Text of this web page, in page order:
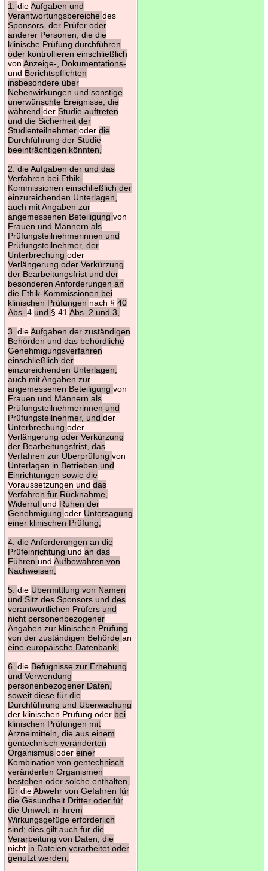
1. dieAufgaben und
Verantwortungsbereiche des
Sponsors, der Prüfer oder
anderer Personen, die die
klinische Prüfung durchführen
oder kontrollieren einschließlich
von Anzeige-, Dokumentations-
und Berichtspflichten
insbesondere über
Nebenwirkungen und sonstige
unerwünschte Ereignisse, die
während der Studie auftreten
und die Sicherheit der
Studienteilnehmer oder die
Durchführung der Studie
beeinträchtigen könnten,
2. die Aufgaben der und das
Verfahren bei Ethik-
Kommissionen einschließlich der
einzureichenden Unterlagen,
auch mit Angaben zur
angemessenen Beteiligung von
Frauen und Männern als
Prüfungsteilnehmerinnen und
Prüfungsteilnehmer, der
Unterbrechung oder
Verlängerung oder Verkürzung
der Bearbeitungsfrist und der
besonderen Anforderungen an
die Ethik-Kommissionen bei
klinischen Prüfungen nach § 40
Abs. 4 und § 41 Abs. 2 und 3,
3. dieAufgaben der zuständigen
Behörden und das behördliche
Genehmigungsverfahren
einschließlich der
einzureichenden Unterlagen,
auch mit Angaben zur
angemessenen Beteiligung von
Frauen und Männern als
Prüfungsteilnehmerinnen und
Prüfungsteilnehmer, und der
Unterbrechung oder
Verlängerung oder Verkürzung
der Bearbeitungsfrist, das
Verfahren zur Überprüfung von
Unterlagen in Betrieben und
Einrichtungen sowie die
Voraussetzungen und das
Verfahren für Rücknahme,
Widerruf und Ruhen der
Genehmigung oder Untersagung
einer klinischen Prüfung,
4. die Anforderungen an die
Prüfeinrichtung und an das
Führen und Aufbewahren von
Nachweisen,
5. die Übermittlung von Namen
und Sitz des Sponsors und des
verantwortlichen Prüfers und
nicht personenbezogener
Angaben zur klinischen Prüfung
von der zuständigen Behörde an
eine europäische Datenbank,
6. die Befugnisse zur Erhebung
und Verwendung
personenbezogener Daten,
soweit diese für die
Durchführung und Überwachung
der klinischen Prüfung oder bei
klinischen Prüfungen mit
Arzneimitteln, die aus einem
gentechnisch veränderten
Organismus oder einer
Kombination von gentechnisch
veränderten Organismen
bestehen oder solche enthalten,
für dieAbwehr von Gefahren für
die Gesundheit Dritter oder für
die Umwelt in ihrem
Wirkungsgefüge erforderlich
sind; dies gilt auch für die
Verarbeitung von Daten, die
nicht in Dateien verarbeitet oder
genutzt werden,